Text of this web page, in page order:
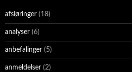
afsløringer (18)
analyser (6)
anbefalinger (5)
anmeldelser (2)